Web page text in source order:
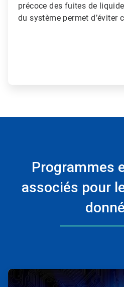
précoce des fuites de
du système permet d’éviter
Programmes
associés pour
ArticleTile
1